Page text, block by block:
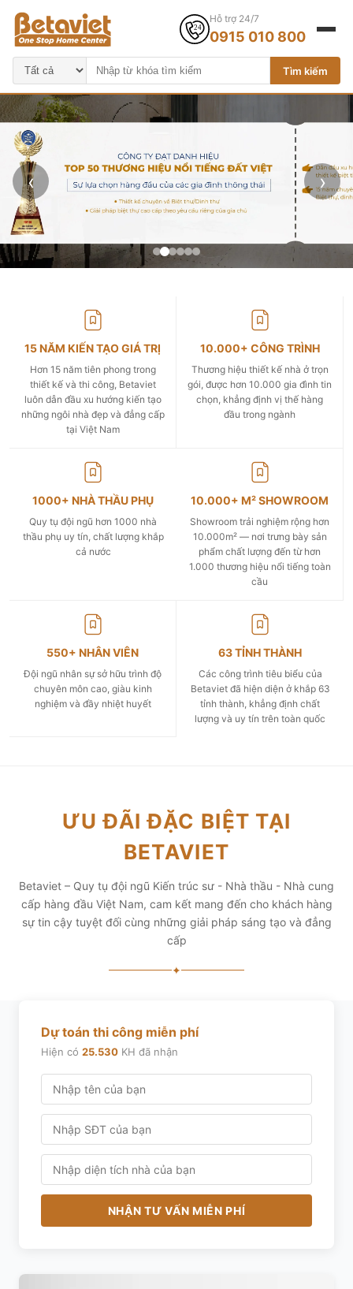
Tìm kiếm
Hỗ trợ 24/7
0915 010 800
‹ ›
15 NĂM KIẾN TẠO GIÁ TRỊ
Hơn 15 năm tiên phong trong
thiết kế và thi công, Betaviet
luôn dẫn đầu xu hướng kiến tạo
những ngôi nhà đẹp và đẳng cấp
tại Việt Nam
10.000+ CÔNG TRÌNH
Thương hiệu thiết kế nhà ở trọn
gói, được hơn 10.000 gia đình tin
chọn, khẳng định vị thế hàng
đầu trong ngành
1000+ NHÀ THẦU PHỤ
Quy tụ đội ngũ hơn 1000 nhà
thầu phụ uy tín, chất lượng khắp
cả nước
10.000+ M² SHOWROOM
Showroom trải nghiệm rộng hơn
10.000m² — nơi trưng bày sản
phẩm chất lượng đến từ hơn
1.000 thương hiệu nổi tiếng toàn
cầu
550+ NHÂN VIÊN
Đội ngũ nhân sự sở hữu trình độ
chuyên môn cao, giàu kinh
nghiệm và đầy nhiệt huyết
63 TỈNH THÀNH
Các công trình tiêu biểu của
Betaviet đã hiện diện ở khắp 63
tỉnh thành, khẳng định chất
lượng và uy tín trên toàn quốc
ƯU ĐÃI ĐẶC BIỆT TẠI
BETAVIET
Betaviet – Quy tụ đội ngũ Kiến trúc sư - Nhà thầu - Nhà cung
cấp hàng đầu Việt Nam, cam kết mang đến cho khách hàng
sự tin cậy tuyệt đối cùng những giải pháp sáng tạo và đẳng
cấp
✦
Dự toán thi công miễn phí
Hiện có 25.530 KH đã nhận
NHẬN TƯ VẤN MIỄN PHÍ